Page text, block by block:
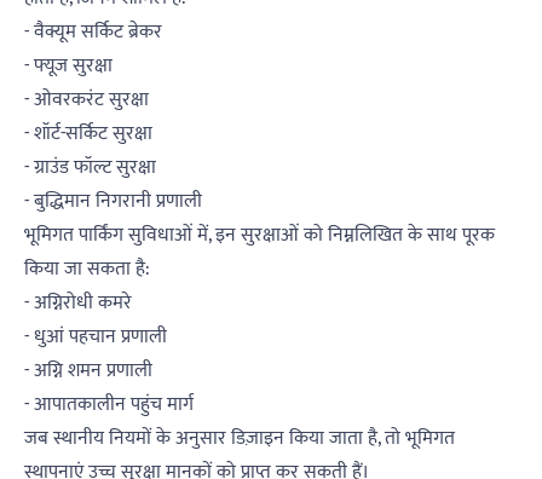
- वैक्यूम सर्किट ब्रेकर
- फ्यूज सुरक्षा
- ओवरकरंट सुरक्षा
- शॉर्ट-सर्किट सुरक्षा
- ग्राउंड फॉल्ट सुरक्षा
- बुद्धिमान निगरानी प्रणाली
भूमिगत पार्किंग सुविधाओं में, इन सुरक्षाओं को निम्नलिखित के साथ पूरक
किया जा सकता है:
- अग्निरोधी कमरे
- धुआं पहचान प्रणाली
- अग्नि शमन प्रणाली
- आपातकालीन पहुंच मार्ग
जब स्थानीय नियमों के अनुसार डिज़ाइन किया जाता है, तो भूमिगत